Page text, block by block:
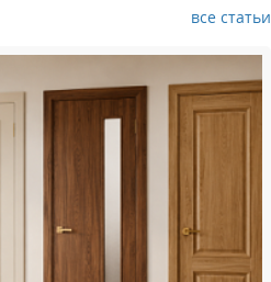
все статьи